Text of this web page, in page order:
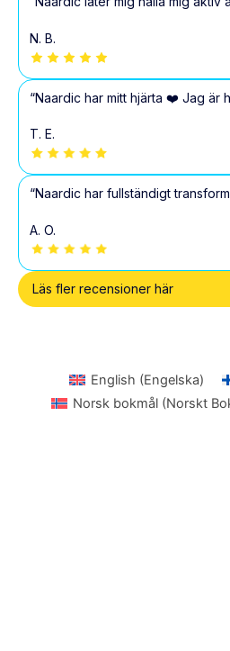
N. B.
“Naardic har mitt hjärta ❤️ Jag är
T. E.
“Naardic har fullständigt
A. O.
Läs fler recensioner här
English (Engelska)
Norsk bokmål(Norskt